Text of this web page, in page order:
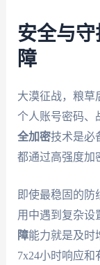
安全与
障
大漠征战，粮草
个人账号密码、
全加密技术是必
都通过高强度加
即使最稳固的
用中遇到复杂设
障能力就是及时
7x24小时响应